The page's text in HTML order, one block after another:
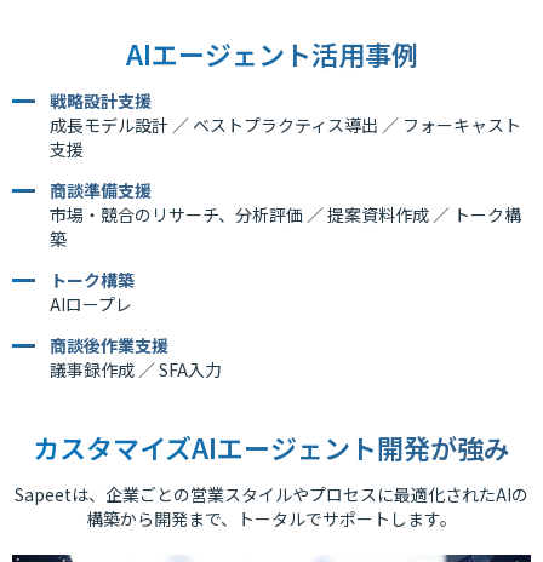
AIエージェント活用事例
戦略設計支援
成長モデル設計 ／ ベストプラクティス導出 ／ フォーキャスト
支援
商談準備支援
市場・競合のリサーチ、分析評価 ／ 提案資料作成 ／ トーク構
築
トーク構築
AIロープレ
商談後作業支援
議事録作成 ／ SFA入力
カスタマイズAIエージェント開発が強み
Sapeetは、企業ごとの営業スタイルやプロセスに最適化されたAIの
構築から開発まで、トータルでサポートします。